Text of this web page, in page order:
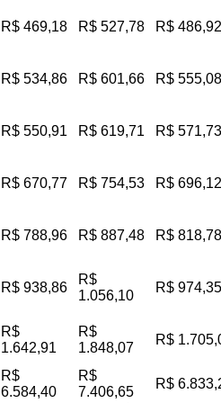
R$ 469,18 R$ 527,78 R$ 486,92
R$ 534,86 R$ 601,66 R$ 555,08
R$ 550,91 R$ 619,71 R$ 571,73
R$ 670,77 R$ 754,53 R$ 696,12
R$ 788,96 R$ 887,48 R$ 818,78
R$ 938,86
R$
1.056,10
R$ 974,35
R$
1.642,91
R$
1.848,07
R$
R$
6.584,40
R$
7.406,65
R$